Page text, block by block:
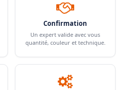
Confirmation
Un expert valide avec vous
quantité, couleur et technique.